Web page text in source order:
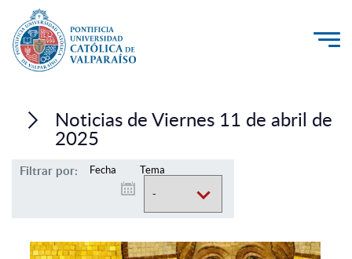
Investigación, Creación e Innovación
Vinculación con el Medio
Admisión
Noticias de Viernes 11 de abril de
2025
Filtrar por: Fecha Tema